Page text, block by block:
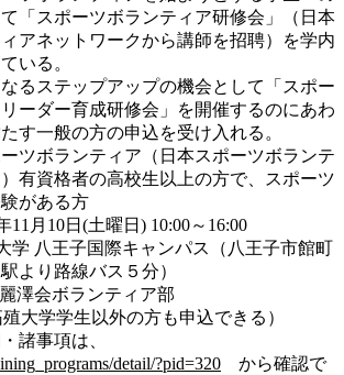
「スポーツボランティア研修会」（日本
アネットワークから講師を招聘）を学内
いる。
るステップアップの機会として「スポー
ーダー育成研修会」を開催するのにあわ
す一般の方の申込を受け入れる。
ツボランティア（日本スポーツボランテ
有資格者の高校生以上の方で、スポーツ
がある方
11月10日(土曜日) 10:00～16:00
学 八王子国際キャンパス（八王子市館町
より路線バス５分）
澤会ボランティア部
大学学生以外の方も申込できる）
諸事項は、
detail/?pid=320 から確認で